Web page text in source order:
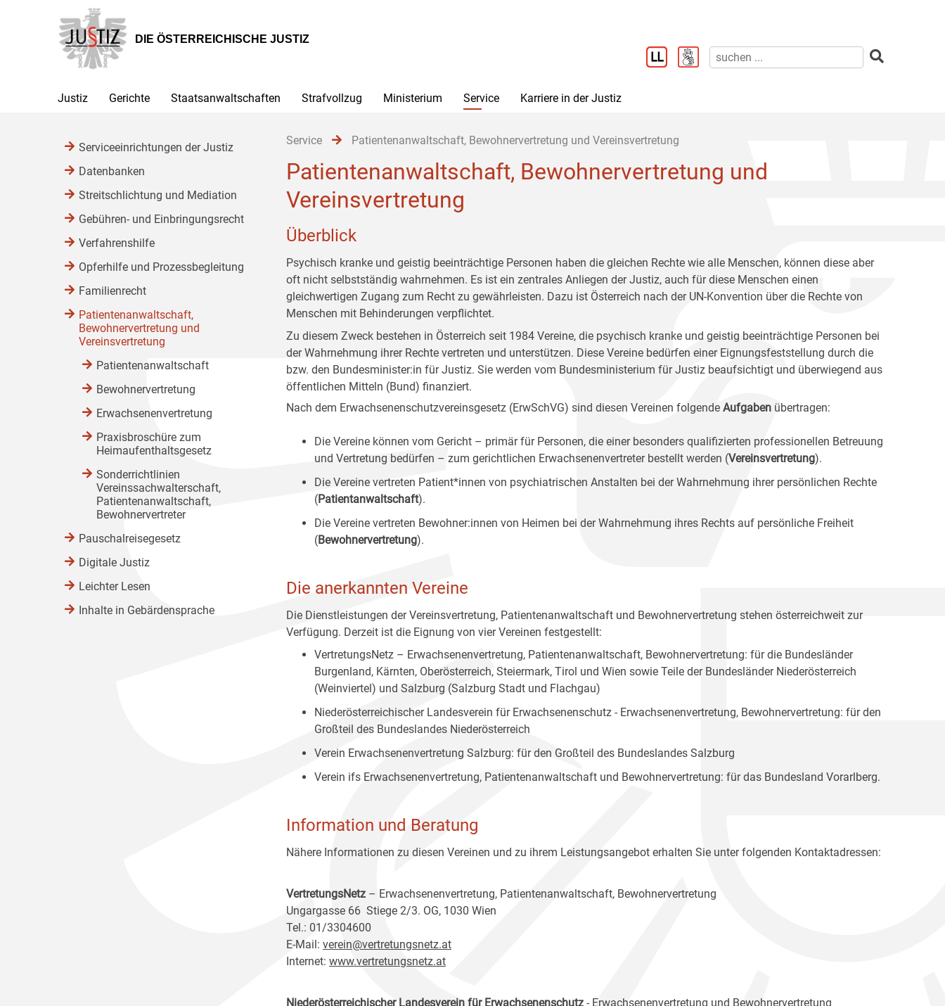
Hauptnavigation
[1]
Inhalt
[2]
Untermenü
[3]
DIE ÖSTERREICHISCHE JUSTIZ
Justiz Gerichte Staatsanwaltschaften Strafvollzug Ministerium Service Karriere in der Justiz
Service Patientenanwaltschaft, Bewohnervertretung und Vereinsvertretung
Patientenanwaltschaft, Bewohnervertretung und
Vereinsvertretung
Überblick
Psychisch kranke und geistig beeinträchtige Personen haben die gleichen Rechte wie alle Menschen, können diese aber
oft nicht selbstständig wahrnehmen. Es ist ein zentrales Anliegen der Justiz, auch für diese Menschen einen
gleichwertigen Zugang zum Recht zu gewährleisten. Dazu ist Österreich nach der UN-Konvention über die Rechte von
Menschen mit Behinderungen verpflichtet.
Zu diesem Zweck bestehen in Österreich seit 1984 Vereine, die psychisch kranke und geistig beeinträchtige Personen bei
der Wahrnehmung ihrer Rechte vertreten und unterstützen. Diese Vereine bedürfen einer Eignungsfeststellung durch die
bzw. den Bundesminister:in für Justiz. Sie werden vom Bundesministerium für Justiz beaufsichtigt und überwiegend aus
öffentlichen Mitteln (Bund) finanziert.
Nach dem Erwachsenenschutzvereinsgesetz (ErwSchVG) sind diesen Vereinen folgende Aufgaben übertragen:
Die Vereine können vom Gericht – primär für Personen, die einer besonders qualifizierten professionellen Betreuung
und Vertretung bedürfen – zum gerichtlichen Erwachsenenvertreter bestellt werden (Vereinsvertretung).
Die Vereine vertreten Patient*innen von psychiatrischen Anstalten bei der Wahrnehmung ihrer persönlichen Rechte
(Patientanwaltschaft).
Die Vereine vertreten Bewohner:innen von Heimen bei der Wahrnehmung ihres Rechts auf persönliche Freiheit
(Bewohnervertretung).
Die anerkannten Vereine
Die Dienstleistungen der Vereinsvertretung, Patientenanwaltschaft und Bewohnervertretung stehen österreichweit zur
Verfügung. Derzeit ist die Eignung von vier Vereinen festgestellt:
VertretungsNetz – Erwachsenenvertretung, Patientenanwaltschaft, Bewohnervertretung: für die Bundesländer
Burgenland, Kärnten, Oberösterreich, Steiermark, Tirol und Wien sowie Teile der Bundesländer Niederösterreich
(Weinviertel) und Salzburg (Salzburg Stadt und Flachgau)
Niederösterreichischer Landesverein für Erwachsenenschutz - Erwachsenenvertretung, Bewohnervertretung: für den
Großteil des Bundeslandes Niederösterreich
Verein Erwachsenenvertretung Salzburg: für den Großteil des Bundeslandes Salzburg
Verein ifs Erwachsenenvertretung, Patientenanwaltschaft und Bewohnervertretung: für das Bundesland Vorarlberg.
Information und Beratung
Nähere Informationen zu diesen Vereinen und zu ihrem Leistungsangebot erhalten Sie unter folgenden Kontaktadressen:
VertretungsNetz – Erwachsenenvertretung, Patientenanwaltschaft, Bewohnervertretung
Ungargasse 66 Stiege 2/3. OG, 1030 Wien
Tel.: 01/3304600
E-Mail: verein@vertretungsnetz.at
Internet: www.vertretungsnetz.at
Niederösterreichischer Landesverein für Erwachsenenschutz - Erwachsenenvertretung und Bewohnervertretung
Serviceeinrichtungen der Justiz
Datenbanken
Streitschlichtung und Mediation
Gebühren- und Einbringungsrecht
Verfahrenshilfe
Opferhilfe und Prozessbegleitung
Familienrecht
Patientenanwaltschaft,
Bewohnervertretung und
Vereinsvertretung
Patientenanwaltschaft
Bewohnervertretung
Erwachsenenvertretung
Praxisbroschüre zum
Heimaufenthaltsgesetz
Sonderrichtlinien
Vereinssachwalterschaft,
Patientenanwaltschaft,
Bewohnervertreter
Pauschalreisegesetz
Digitale Justiz
Leichter Lesen
Inhalte in Gebärdensprache